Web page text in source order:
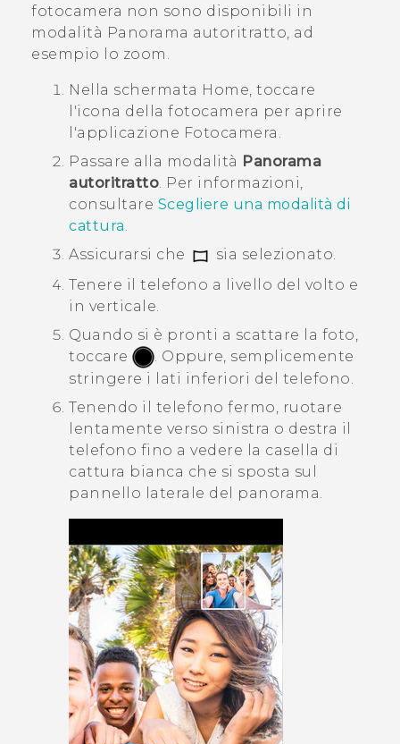
fotocamera non sono disponibili in
modalità Panorama autoritratto, ad
esempio lo zoom.
Nella schermata Home, toccare
l'icona della fotocamera per aprire
l'applicazione Fotocamera .
Passare alla modalità Panorama
autoritratto. Per informazioni,
consultare Scegliere una modalità di
cattura.
Assicurarsi che
sia selezionato.
Tenere il telefono a livello del volto e
in verticale.
Quando si è pronti a scattare la foto,
toccare
Oppure, semplicemente
stringere i lati inferiori del telefono.
Tenendo il telefono fermo, ruotare
lentamente verso sinistra o destra il
telefono fino a vedere la casella di
cattura bianca che si sposta sul
pannello laterale del panorama.